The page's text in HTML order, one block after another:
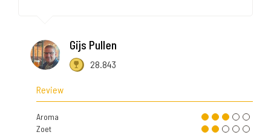
Gijs Pullen
28.843
Review
Aroma
Zoet